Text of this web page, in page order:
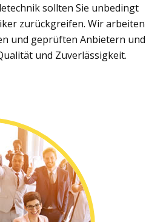
sollten Sie unbedingt
zurückgreifen. Wir arbeiten
und geprüften Anbietern und
und Zuverlässigkeit.